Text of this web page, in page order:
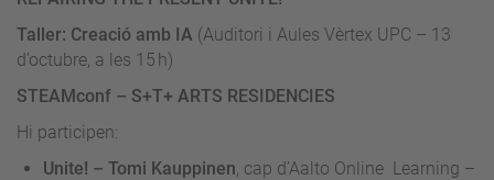
Taller: Creació amb IA (Auditori i Aules Vèrtex UPC – 13
d’octubre, a les 15 h)
STEAMconf – S+T+ ARTS RESIDENCIES
Hi participen:
Unite! – Tomi Kauppinen , cap d’Aalto Online Learning –